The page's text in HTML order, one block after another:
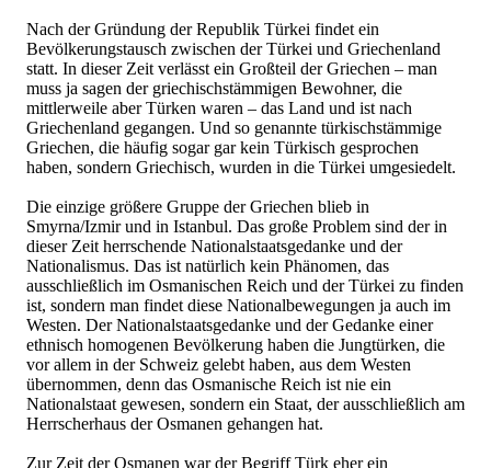
Nach der Gründung der Republik Türkei findet ein
Bevölkerungstausch zwischen der Türkei und Griechenland
statt. In dieser Zeit verlässt ein Großteil der Griechen – man
muss ja sagen der griechischstämmigen Bewohner, die
mittlerweile aber Türken waren – das Land und ist nach
Griechenland gegangen. Und so genannte türkischstämmige
Griechen, die häufig sogar gar kein Türkisch gesprochen
haben, sondern Griechisch, wurden in die Türkei umgesiedelt.
Die einzige größere Gruppe der Griechen blieb in
Smyrna/Izmir und in Istanbul. Das große Problem sind der in
dieser Zeit herrschende Nationalstaatsgedanke und der
Nationalismus. Das ist natürlich kein Phänomen, das
ausschließlich im Osmanischen Reich und der Türkei zu finden
ist, sondern man findet diese Nationalbewegungen ja auch im
Westen. Der Nationalstaatsgedanke und der Gedanke einer
ethnisch homogenen Bevölkerung haben die Jungtürken, die
vor allem in der Schweiz gelebt haben, aus dem Westen
übernommen, denn das Osmanische Reich ist nie ein
Nationalstaat gewesen, sondern ein Staat, der ausschließlich am
Herrscherhaus der Osmanen gehangen hat.
Zur Zeit der Osmanen war der Begriff Türk eher ein